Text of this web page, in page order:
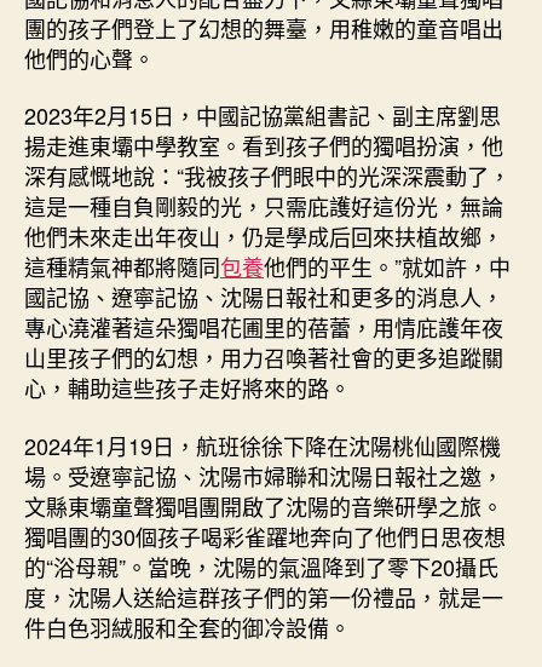
團的孩子們登上了幻想的舞臺，用稚嫩的童音唱出
他們的心聲。
2023年2月15日，中國記協黨組書記、副主席劉思
揚走進東壩中學教室。看到孩子們的獨唱扮演，他
深有感慨地說：“我被孩子們眼中的光深深震動了，
這是一種自負剛毅的光，只需庇護好這份光，無論
他們未來走出年夜山，仍是學成后回來扶植故鄉，
這種精氣神都將隨同包養他們的平生。”就如許，中
國記協、遼寧記協、沈陽日報社和更多的消息人，
專心澆灌著這朵獨唱花圃里的蓓蕾，用情庇護年夜
山里孩子們的幻想，用力召喚著社會的更多追蹤關
心，輔助這些孩子走好將來的路。
2024年1月19日，航班徐徐下降在沈陽桃仙國際機
場。受遼寧記協、沈陽市婦聯和沈陽日報社之邀，
文縣東壩童聲獨唱團開啟了沈陽的音樂研學之旅。
獨唱團的30個孩子喝彩雀躍地奔向了他們日思夜想
的“浴母親”。當晚，沈陽的氣溫降到了零下20攝氏
度，沈陽人送給這群孩子們的第一份禮品，就是一
件白色羽絨服和全套的御冷設備。